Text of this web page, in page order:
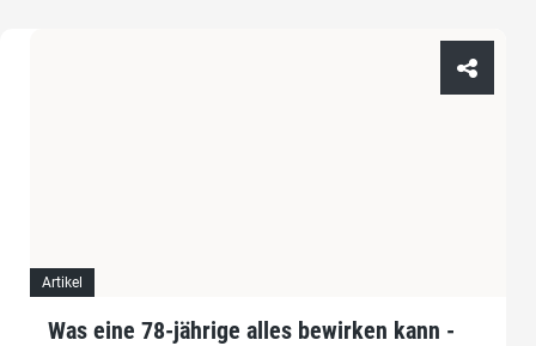
Artikel
Was eine 78-jährige alles bewirken kann -